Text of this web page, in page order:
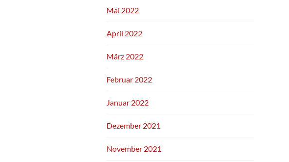
Mai 2022
April 2022
März 2022
Februar 2022
Januar 2022
Dezember 2021
November 2021